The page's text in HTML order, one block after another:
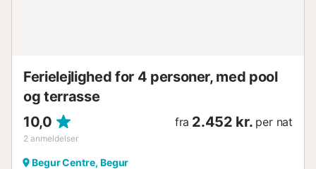
Ferielejlighed for 4 personer, med pool
og terrasse
10,0
2 anmeldelser
fra 2.452 kr. per nat
Begur Centre, Begur